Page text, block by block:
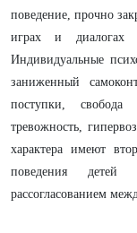
поведение, прочно
играх и диалогах
Индивидуальные
заниженный
поступки,
тревожность,
характера имеют
поведения детей
рассогласованием